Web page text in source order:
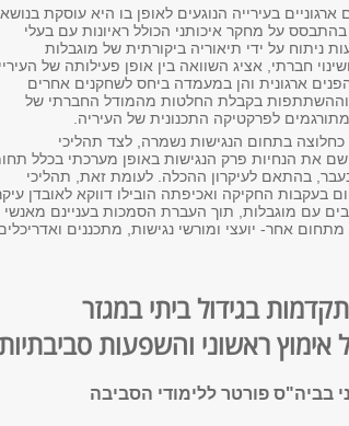
בעירייה הנוגעים לאופן בו היא עוסקת בנושא
על מחקר איכותני הכולל ראיונות עם בעלי
ניתוח על ידי תיאוריה ביקורתית של מוגבלות
חברתי, אציג השוואה בין אופן פעילותה של
ארגונית והן במעמדה ביחס לשחקנים אחרים
בקבלת החלטות מהמודל החברתי של
לפרקטיקה התכנונית של העיריה.
בתחום הנגישות נשמרה, לצד תהליכי
את הנחיות פרק הנגישות באופן מערכתי בכלל
בהתאם לעיקרון ההכלה. לעומת זאת, תהליכי
בעקבות החקיקה ואכיפתה הובילו דווקא לאובדן
עם מוגבלות, תוך העברת הסמכות בעניינם מאנשי
אחר- יועצי ומורשי נגישות, מתכננים
בגידול ביתי במגזר
ראשוני והשפעות
בביה"ס פורטר ללימודי הסביבה